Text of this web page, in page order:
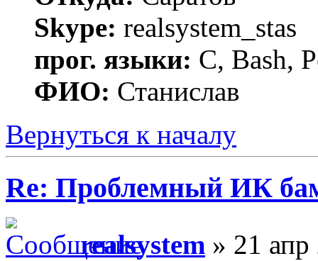
Skype: realsystem_stas
прог. языки: C, Bash,
ФИО: Станислав
Вернуться к началу
Re: Проблемный ИК
realsystem » 21